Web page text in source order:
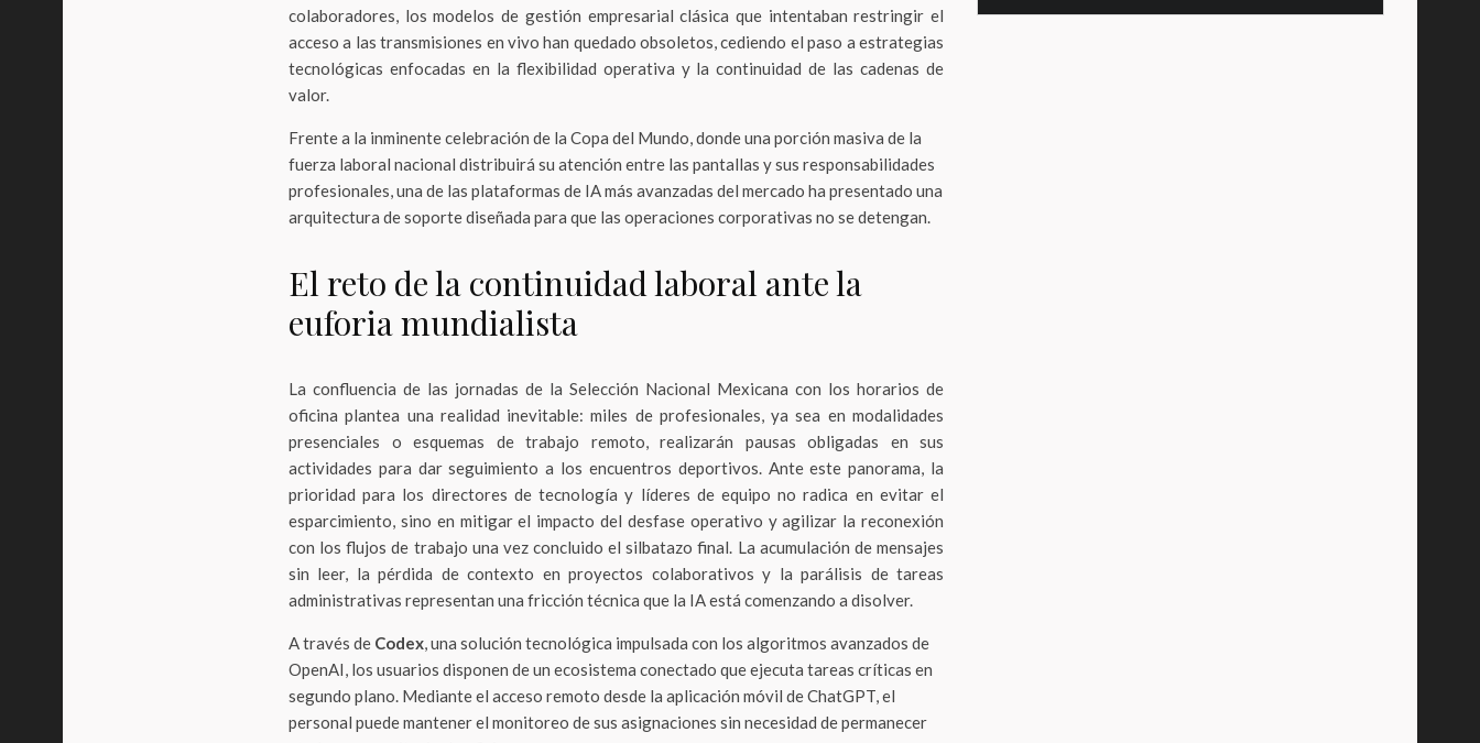
colaboradores, los modelos de gestión empresarial clásica que intentaban restringir el
acceso a las transmisiones en vivo han quedado obsoletos, cediendo el paso a estrategias
tecnológicas enfocadas en la flexibilidad operativa y la continuidad de las cadenas de
valor.
Frente a la inminente celebración de la Copa del Mundo, donde una porción masiva de la
fuerza laboral nacional distribuirá su atención entre las pantallas y sus responsabilidades
profesionales, una de las plataformas de IA más avanzadas del mercado ha presentado una
arquitectura de soporte diseñada para que las operaciones corporativas no se detengan.
El reto de la continuidad laboral ante la
euforia mundialista
La confluencia de las jornadas de la Selección Nacional Mexicana con los horarios de
oficina plantea una realidad inevitable: miles de profesionales, ya sea en modalidades
presenciales o esquemas de trabajo remoto, realizarán pausas obligadas en sus
actividades para dar seguimiento a los encuentros deportivos. Ante este panorama, la
prioridad para los directores de tecnología y líderes de equipo no radica en evitar el
esparcimiento, sino en mitigar el impacto del desfase operativo y agilizar la reconexión
con los flujos de trabajo una vez concluido el silbatazo final. La acumulación de mensajes
sin leer, la pérdida de contexto en proyectos colaborativos y la parálisis de tareas
administrativas representan una fricción técnica que la IA está comenzando a disolver.
A través de Codex, una solución tecnológica impulsada con los algoritmos avanzados de
OpenAI, los usuarios disponen de un ecosistema conectado que ejecuta tareas críticas en
segundo plano. Mediante el acceso remoto desde la aplicación móvil de ChatGPT, el
personal puede mantener el monitoreo de sus asignaciones sin necesidad de permanecer